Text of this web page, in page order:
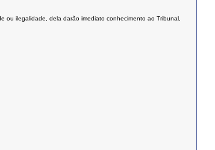
ou ilegalidade, dela darão imediato conhecimento ao Tribunal,